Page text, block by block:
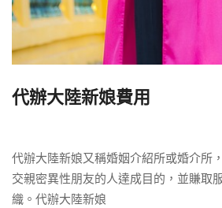
代辦大陸新娘費用
代辦大陸新娘又稱婚姻介紹所或婚介所
交親密異性朋友的人達成目的，並賺取
織。代辦大陸新娘